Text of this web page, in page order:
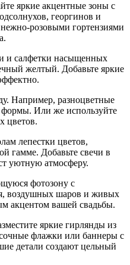
яркие акцентные зоны с
георгинов и
розовыми гортензиями
и салфетки насыщенных
желтый. Добавьте яркие
Например, разноцветные
Или же используйте
цветов.
лепестки цветов,
гамме. Добавьте свечи в
уютную атмосферу.
фотозону с
воздушных шаров и живых
акцентом вашей свадьбы.
яркие гирлянды из
флажки или баннеры с
детали создают цельный